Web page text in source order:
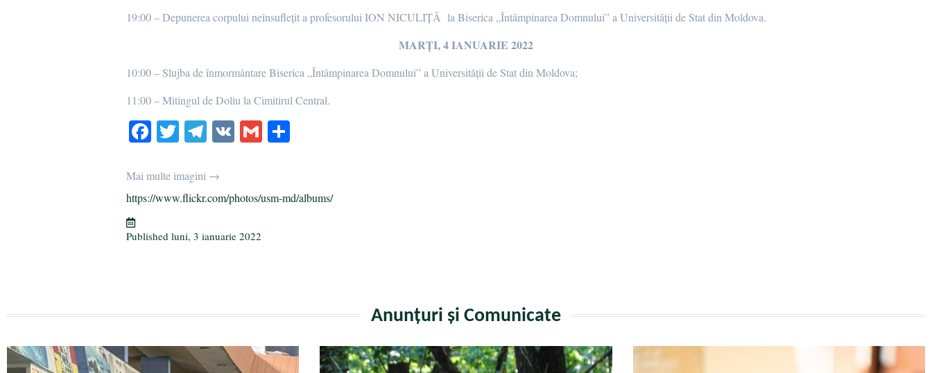
19:00 – Depunerea corpului neînsuflețit a profesorului ION NICULIȚĂ la Biserica „Întâmpinarea Domnului” a Universității de Stat din Moldova.
MARȚI, 4 IANUARIE 2022
10:00 – Slujba de înmormântare Biserica „Întâmpinarea Domnului” a Universității de Stat din Moldova;
11:00 – Mitingul de Doliu la Cimitirul Central.
Fa
bo
ok
T
tte
r
Te
gr
a
V G
ea
Mai multe imagini →
https://www.flickr.com/photos/usm-md/albums/
Published luni, 3 ianuarie 2022
Anunțuri și Comunicate